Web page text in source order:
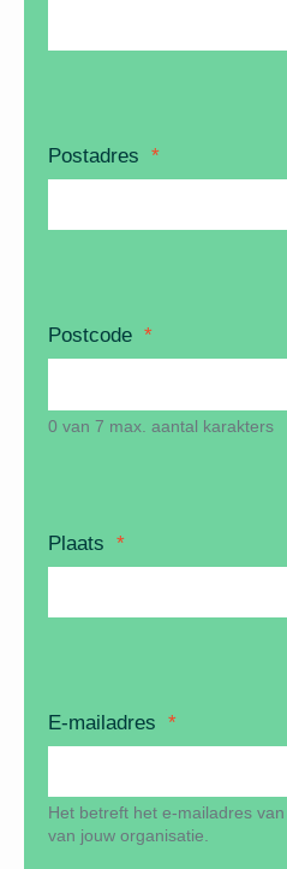
Postadres *
Postcode *
0 van 7 max. aantal karakters
Plaats *
E-mailadres *
Het betreft het e-mailadres
van jouw organisatie.